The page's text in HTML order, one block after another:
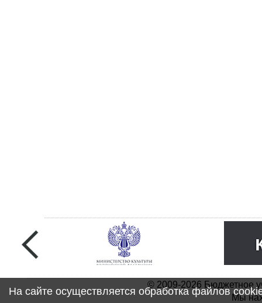
© 2009-2026 Бюджетное
Мы
На сайте осуществляется обработка файлов